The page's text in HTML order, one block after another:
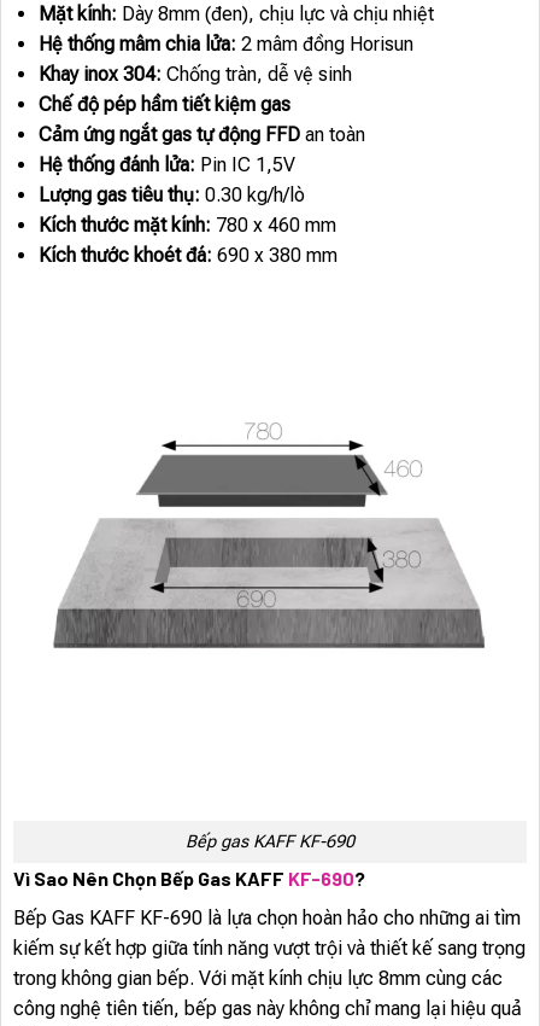
Mặt kính: Dày 8mm (đen), chịu lực và chịu nhiệt
Hệ thống mâm chia lửa: 2 mâm đồng Horisun
Khay inox 304: Chống tràn, dễ vệ sinh
Chế độ pép hầm tiết kiệm gas
Cảm ứng ngắt gas tự động FFDan toàn
Hệ thống đánh lửa: Pin IC 1,5V
Lượng gas tiêu thụ: 0.30 kg/h/lò
Kích thước mặt kính: 780 x 460 mm
Kích thước khoét đá: 690 x 380 mm
Bếp gas KAFF KF-690
Vì Sao Nên Chọn Bếp Gas KAFF KF-690?
Bếp Gas KAFF KF-690 là lựa chọn hoàn hảo cho những ai tìm
kiếm sự kết hợp giữa tính năng vượt trội và thiết kế sang trọng
trong không gian bếp. Với mặt kính chịu lực 8mm cùng các
công nghệ tiên tiến, bếp gas này không chỉ mang lại hiệu quả